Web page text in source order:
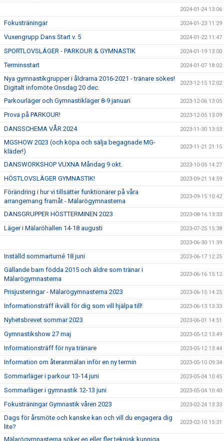
2024-01-24 13:06
Fokusträningar 2024-01-23 11:29
Vuxengrupp Dans Start v. 5 2024-01-22 11:47
SPORTLOVSLÄGER - PARKOUR & GYMNASTIK 2024-01-19 13:00
Terminsstart 2024-01-07 18:02
Nya gymnastikgrupper i åldrarna 2016-2021 - tränare sökes!
Digitalt infomöte Onsdag 20 dec.
2023-12-15 12:02
Parkourläger och Gymnastikläger 8-9 januari 2023-12-06 13:05
Prova på PARKOUR! 2023-12-05 13:09
DANSSCHEMA VÅR 2024 2023-11-30 13:53
MGSHOW 2023 (och köpa och sälja begagnade MG-
kläder!)
2023-11-21 21:15
DANSWORKSHOP VUXNA Måndag 9 okt. 2023-10-05 14:27
HÖSTLOVSLÄGER GYMNASTIK! 2023-09-21 14:59
Förändring i hur vi tillsätter funktionärer på våra
arrangemang framåt - Mälarögymnasterna
2023-09-15 10:42
DANSGRUPPER HÖSTTERMINEN 2023 2023-08-16 13:33
Läger i Mälaröhallen 14-18 augusti 2023-07-25 15:38
2023-06-30 11:39
Inställd sommarturné 18 juni 2023-06-17 12:25
Gällande barn födda 2015 och äldre som tränar i
Mälarögymnasterna
2023-06-16 15:12
Prisjusteringar - Mälarögymnasterna 2023 2023-06-15 14:25
Informationsträff ikväll för dig som vill hjälpa till! 2023-06-13 13:33
Nyhetsbrevet sommar 2023 2023-06-01 14:51
Gymnastikshow 27 maj 2023-05-12 13:49
Informationsträff för nya tränare 2023-05-12 13:44
Information om återanmälan inför en ny termin 2023-05-10 09:34
Sommarläger i parkour 13-14 juni 2023-05-04 10:45
Sommarläger i gymnastik 12-13 juni 2023-05-04 10:40
Fokusträningar Gymnastik våren 2023 2023-02-24 13:33
Dags för årsmöte och kanske kan och vill du engagera dig
lite?
2023-02-10 15:31
Mälarögymnasterna söker en eller fler teknisk kunniga